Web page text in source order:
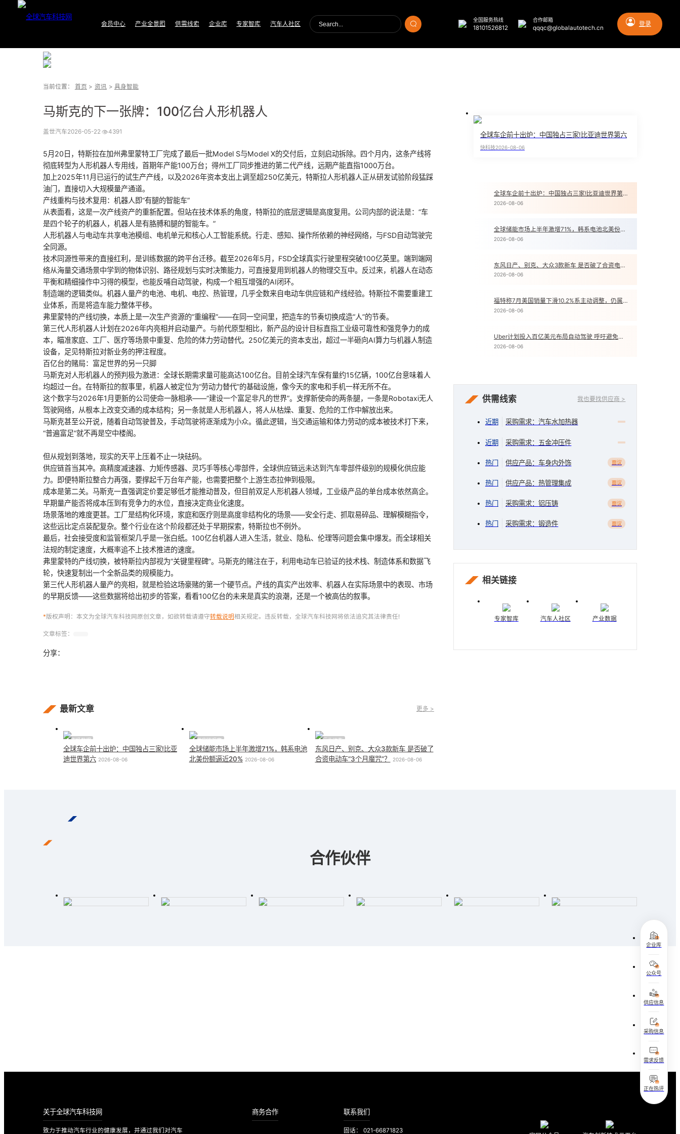
会员中心 产业全景图 供需线索 企业库 专家智库 汽车人社区
全国服务热线
18101526812
合作邮箱
qqqc@globalautotech.cn
登录
当前位置： 首页 > 资讯 > 具身智能
马斯克的下一张牌：100亿台人形机器人
盖世汽车2026-05-22 4391
5月20日，特斯拉在加州弗里蒙特工厂完成了最后一批Model S与Model X的交付后，立刻启动拆除。四个月内，这条产线将
彻底转型为人形机器人专用线，首期年产能100万台；得州工厂同步推进的第二代产线，远期产能直指1000万台。
加上2025年11月已运行的试生产产线，以及2026年资本支出上调至超250亿美元，特斯拉人形机器人正从研发试验阶段猛踩
油门，直接切入大规模量产通道。
产线重构与技术复用：机器人即“有腿的智能车”
从表面看，这是一次产线资产的重新配置。但站在技术体系的角度，特斯拉的底层逻辑是高度复用。公司内部的说法是：“车
是四个轮子的机器人，机器人是有胳膊和腿的智能车。”
人形机器人与电动车共享电池模组、电机单元和核心人工智能系统。行走、感知、操作所依赖的神经网络，与FSD自动驾驶完
全同源。
技术同源性带来的直接红利，是训练数据的跨平台迁移。截至2026年5月，FSD全球真实行驶里程突破100亿英里。端到端网
络从海量交通场景中学到的物体识别、路径规划与实时决策能力，可直接复用到机器人的物理交互中。反过来，机器人在动态
平衡和精细操作中习得的模型，也能反哺自动驾驶，构成一个相互增强的AI闭环。
制造端的逻辑类似。机器人量产的电池、电机、电控、热管理，几乎全数来自电动车供应链和产线经验。特斯拉不需要重建工
业体系，而是将造车能力整体平移。
弗里蒙特的产线切换，本质上是一次生产资源的“重编程”——在同一空间里，把造车的节奏切换成造“人”的节奏。
第三代人形机器人计划在2026年内亮相并启动量产。与前代原型相比，新产品的设计目标直指工业级可靠性和强竞争力的成
本，瞄准家庭、工厂、医疗等场景中重复、危险的体力劳动替代。250亿美元的资本支出，超过一半砸向AI算力与机器人制造
设备，足见特斯拉对新业务的押注程度。
百亿台的赌局：富足世界的另一只脚
马斯克对人形机器人的预判极为激进：全球长期需求量可能高达100亿台。目前全球汽车保有量约15亿辆，100亿台意味着人
均超过一台。在特斯拉的叙事里，机器人被定位为“劳动力替代”的基础设施，像今天的家电和手机一样无所不在。
这个数字与2026年1月更新的公司使命一脉相承——“建设一个富足非凡的世界”。支撑新使命的两条腿，一条是Robotaxi无人
驾驶网络，从根本上改变交通的成本结构；另一条就是人形机器人，将人从枯燥、重复、危险的工作中解放出来。
马斯克甚至公开说，随着自动驾驶普及，手动驾驶将逐渐成为小众。循此逻辑，当交通运输和体力劳动的成本被技术打下来，
“普遍富足”就不再是空中楼阁。
但从规划到落地，现实的天平上压着不止一块砝码。
供应链首当其冲。高精度减速器、力矩传感器、灵巧手等核心零部件，全球供应链远未达到汽车零部件级别的规模化供应能
力。即便特斯拉整合力再强，要撑起千万台年产能，也需要把整个上游生态拉伸到极限。
成本是第二关。马斯克一直强调定价要足够低才能推动普及，但目前双足人形机器人领域，工业级产品的单台成本依然高企。
早期量产能否将成本压到有竞争力的水位，直接决定商业化速度。
场景落地的难度更甚。工厂是结构化环境，家庭和医疗则是高度非结构化的场景——安全行走、抓取易碎品、理解模糊指令，
这些远比定点装配复杂。整个行业在这个阶段都还处于早期探索，特斯拉也不例外。
最后，社会接受度和监管框架几乎是一张白纸。100亿台机器人进入生活，就业、隐私、伦理等问题会集中爆发。而全球相关
法规的制定速度，大概率追不上技术推进的速度。
弗里蒙特的产线切换，被特斯拉内部视为“关键里程碑”。马斯克的赌注在于，利用电动车已验证的技术栈、制造体系和数据飞
轮，快速复制出一个全新品类的规模能力。
第三代人形机器人量产的亮相，就是检验这场豪赌的第一个硬节点。产线的真实产出效率、机器人在实际场景中的表现、市场
的早期反馈——这些数据将给出初步的答案，看看100亿台的未来是真实的浪潮，还是一个被高估的叙事。
*版权声明：本文为全球汽车科技网原创文章，如欲转载请遵守转载说明相关规定。违反转载，全球汽车科技网将依法追究其法律责任!
文章标签：
分享：
最新文章 更多 >
市场数据
全球车企前十出炉：中国独占三家!比亚
迪世界第六 2026-08-06
供应链观察
全球储能市场上半年激增71%，韩系电池
北美份额逼近20% 2026-08-06
行业动态
东风日产、别克、大众3款新车 是否破了
合资电动车“3个月魔咒”？
2026-08-06
全球车企前十出炉：中国独占三家!比亚迪世界第六
快科技2026-08-06
全球车企前十出炉：中国独占三家!比亚迪世界第六
2026-08-06
全球储能市场上半年激增71%，韩系电池北美份额逼近20%
2026-08-06
东风日产、别克、大众3款新车 是否破了合资电动车“3个月魔咒”？
2026-08-06
福特称7月美国销量下滑10.2%系主动调整，仍属“良好销售月”
2026-08-06
Uber计划投入百亿美元布局自动驾驶 呼吁避免科技反弹
2026-08-06
供需线索 我也要找供应商 >
近期 采购需求：汽车水加热器
近期 采购需求：五金冲压件
热门 供应产品：车身内外饰 面议
热门 供应产品：热管理集成 面议
热门 采购需求：铝压铸 面议
热门 采购需求：锻造件 面议
相关链接
专家智库 汽车人社区 产业数据
合作伙伴
关于全球汽车科技网
致力于推动汽车行业的健康发展，并通过我们对汽车
商务合作 联系我们
固话： 021-66871823
企业库
公众号
供应信息
采购信息
需求反馈
正在热评